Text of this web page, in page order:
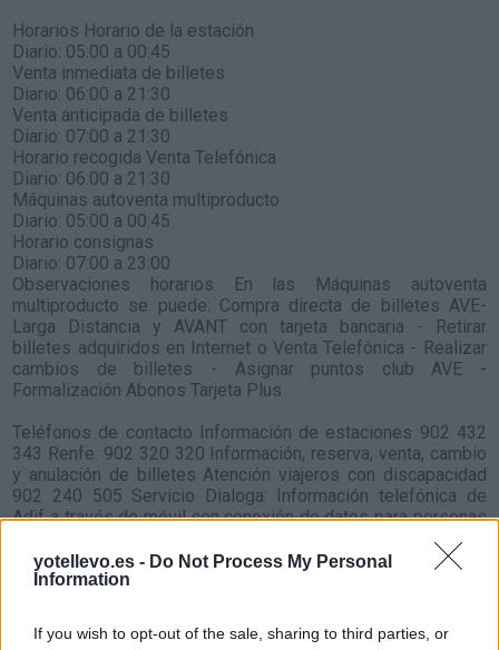
yotellevo.es - Do Not Process My Personal
Information
If you wish to opt-out of the sale, sharing to third parties, or
Horarios Horario de la estación
Diario: 05:00 a 00:45
Venta inmediata de billetes
Diario: 06:00 a 21:30
Venta anticipada de billetes
Diario: 07:00 a 21:30
Horario recogida Venta Telefónica
Diario: 06:00 a 21:30
Máquinas autoventa multiproducto
Diario: 05:00 a 00:45
Horario consignas
Diario: 07:00 a 23:00
Observaciones horarios En las Máquinas autoventa
multiproducto se puede: Compra directa de billetes AVE-
Larga Distancia y AVANT con tarjeta bancaria - Retirar
billetes adquiridos en Internet o Venta Telefónica - Realizar
cambios de billetes - Asignar puntos club AVE -
Formalización Abonos Tarjeta Plus
Teléfonos de contacto Información de estaciones 902 432
343 Renfe: 902 320 320 Información, reserva, venta, cambio
y anulación de billetes Atención viajeros con discapacidad
902 240 505 Servicio Dialoga: Información telefónica de
Adif a través de móvil con conexión de datos para personas